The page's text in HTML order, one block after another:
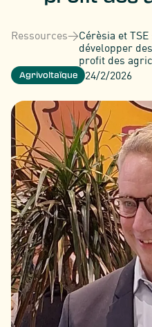
Ressources>Cérèsia et
développer
profit des
Agrivoltaïque 24/2/2026